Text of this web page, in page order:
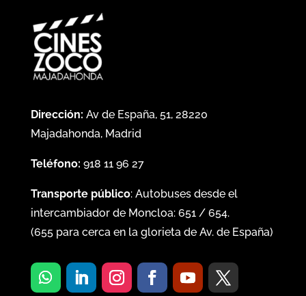
Dirección: Av de España, 51, 28220
Majadahonda, Madrid
Teléfono: 918 11 96 27
Transporte público: Autobuses desde el
intercambiador de Moncloa: 651/ 654.
(655para cerca en la glorieta de Av. de España)